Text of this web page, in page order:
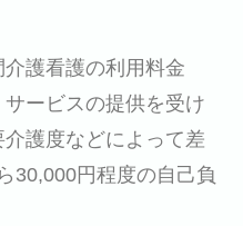
護看護の利用料金
ービスの提供を受け
護度などによって差
30,000円程度の自己負